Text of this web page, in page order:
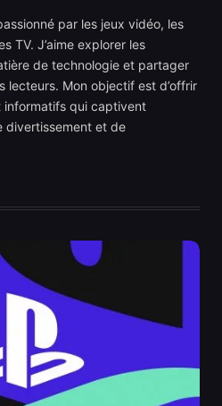
par les jeux vidéo, les
TV. J’aime explorer les
de technologie et partager
lecteurs. Mon objectif est d’offrir
informatifs qui captivent
divertissement et de